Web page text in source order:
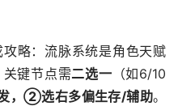
略：流脉系统是角色天赋
键节点需二选一 （如6/10
，②选右多偏生存/辅助。